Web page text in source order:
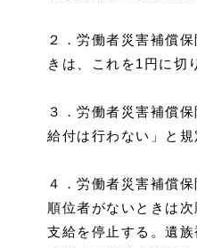
２．労働者災害補償
きは、これを1円に切
３．労働者災害補償
給付は行わない」と規
４．労働者災害補償
順位者がないときは
支給を停止する。遺